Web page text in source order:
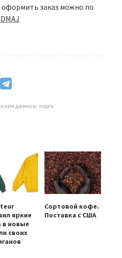
заказ можно по
джинсы карго
яркие
в новые
своих
Сортовой кофе.
Поставка с США